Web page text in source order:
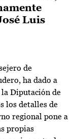
Luis
de
ha dado a
Diputación de
los detalles de
regional pone a
propias